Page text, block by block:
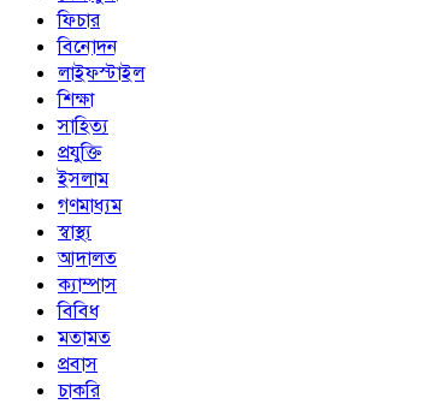
ফিচার
বিনোদন
লাইফস্টাইল
শিক্ষা
সাহিত্য
প্রযুক্তি
ইসলাম
গণমাধ্যম
স্বাস্থ্য
আদালত
ক্যাম্পাস
বিবিধ
মতামত
প্রবাস
চাকরি